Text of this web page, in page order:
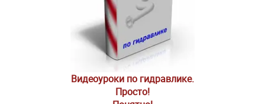
Видеоуроки по гидравлике.
Просто!